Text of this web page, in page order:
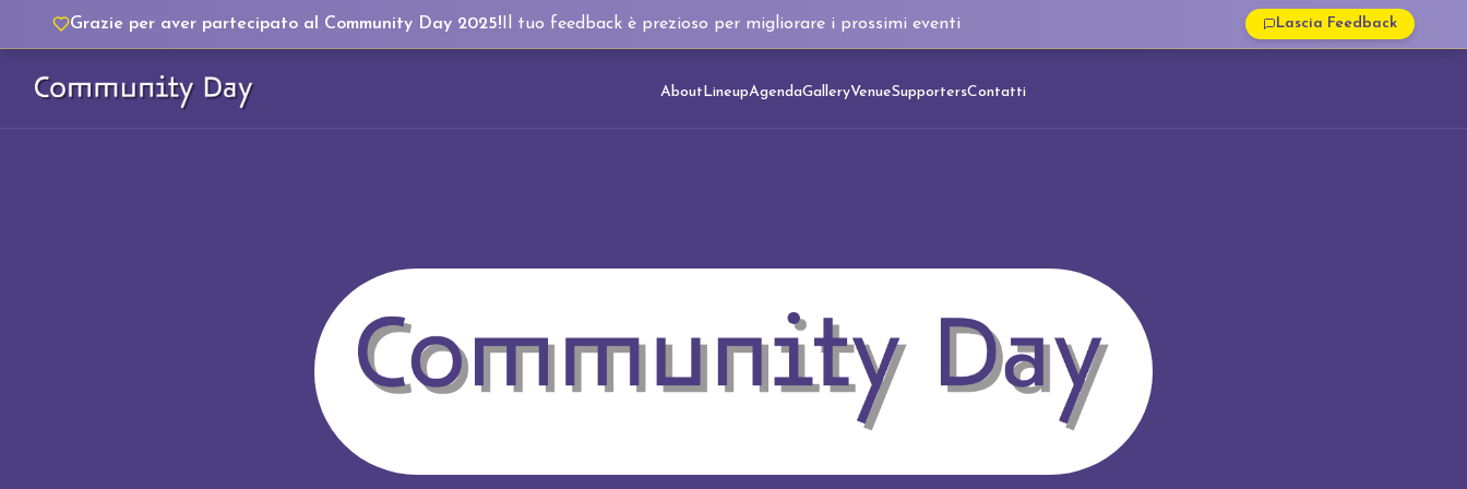
Grazie per aver partecipato al Community Day 2025! Il tuo feedback è prezioso per migliorare i prossimi eventi Lascia Feedback
AboutLineupAgendaGalleryVenueSupportersContatti